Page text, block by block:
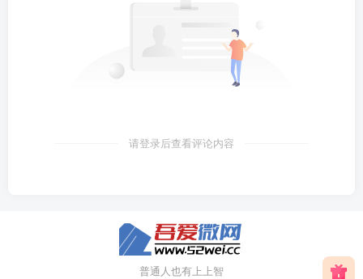
请登录后查看评论内容
普通人也有上上智